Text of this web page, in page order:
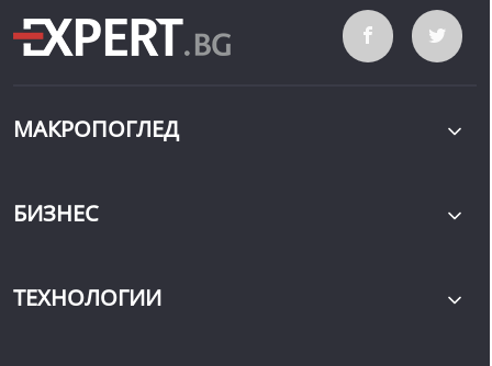
МАКРОПОГЛЕД
БИЗНЕС
ТЕХНОЛОГИИ